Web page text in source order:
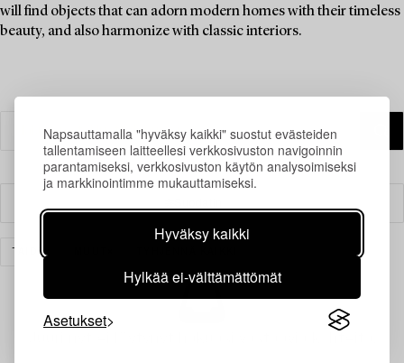
Napsauttamalla "hyväksy kaikki" suostut evästeiden
tallentamiseen laitteellesi verkkosivuston navigoinnin
parantamiseksi, verkkosivuston käytön analysoimiseksi
ja markkinointimme mukauttamiseksi.
Hyväksy kaikki
Hylkää ei-välttämättömät
Asetukset
will find objects that can adorn modern homes with their timeless
beauty, and also harmonize with classic interiors.
TAIDE